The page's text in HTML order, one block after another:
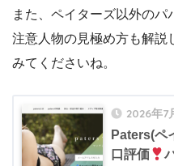
また、ペイターズ以外の
注意人物の見極め方も解説
みてくださいね。
2026年7
Paters(ペ
口評価